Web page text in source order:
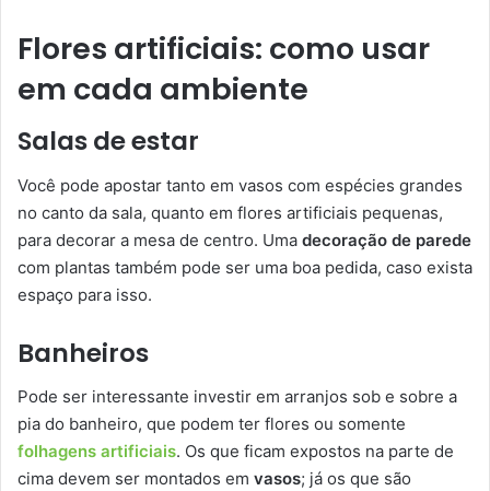
Flores artificiais: como usar
em cada ambiente
Salas de estar
Você pode apostar tanto em vasos com espécies grandes
no canto da sala, quanto em flores artificiais pequenas,
para decorar a mesa de centro. Uma decoração de parede
com plantas também pode ser uma boa pedida, caso exista
espaço para isso.
Banheiros
Pode ser interessante investir em arranjos sob e sobre a
pia do banheiro, que podem ter flores ou somente
folhagens artificiais. Os que ficam expostos na parte de
cima devem ser montados em vasos; já os que são